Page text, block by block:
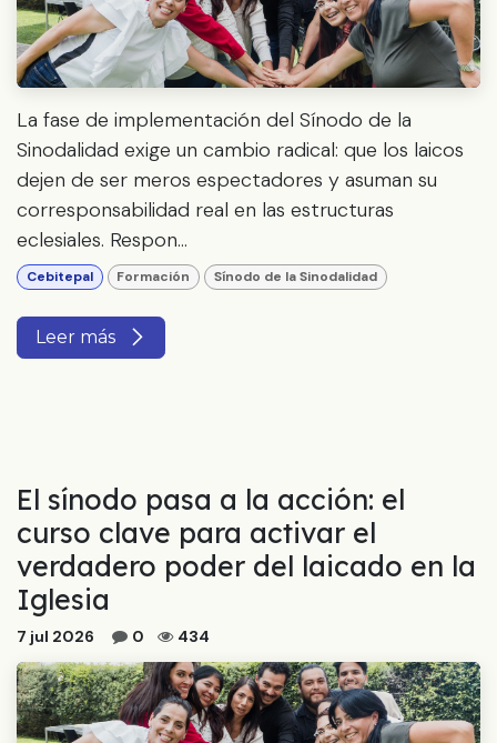
La fase de implementación del Sínodo de la
Sinodalidad exige un cambio radical: que los laicos
dejen de ser meros espectadores y asuman su
corresponsabilidad real en las estructuras
eclesiales. Respon...
Cebitepal Formación Sínodo de la Sinodalidad
Leer más
El sínodo pasa a la acción: el
curso clave para activar el
verdadero poder del laicado en la
Iglesia
7 jul 2026 0 434